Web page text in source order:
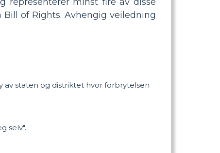
of Rights. Avhengig veiledning
av staten og distriktet hvor forbrytelsen
selv".